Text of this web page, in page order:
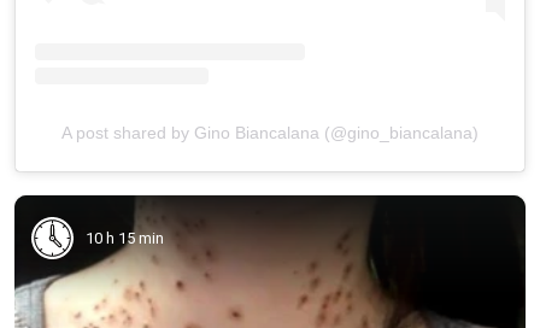
A post shared by Gino Biancalana (@gino_biancalana)
10 h 15 min